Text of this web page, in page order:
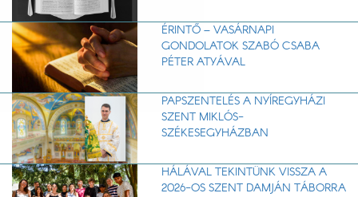
ÉRINTŐ – VASÁRNAPI
GONDOLATOK SZABÓ CSABA
PÉTER ATYÁVAL
PAPSZENTELÉS A NYÍREGYHÁZI
SZENT MIKLÓS-
SZÉKESEGYHÁZBAN
HÁLÁVAL TEKINTÜNK VISSZA A
2026-OS SZENT DAMJÁN TÁBORRA